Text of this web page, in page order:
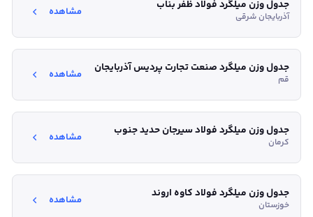
جدول وزن میلگرد فولاد ظفر بناب
آذربایجان شرقی مشاهده
جدول وزن میلگرد صنعت تجارت پردیس آذربایجان
قم مشاهده
جدول وزن میلگرد فولاد سیرجان حدید جنوب
کرمان مشاهده
جدول وزن میلگرد فولاد کاوه اروند
خوزستان مشاهده